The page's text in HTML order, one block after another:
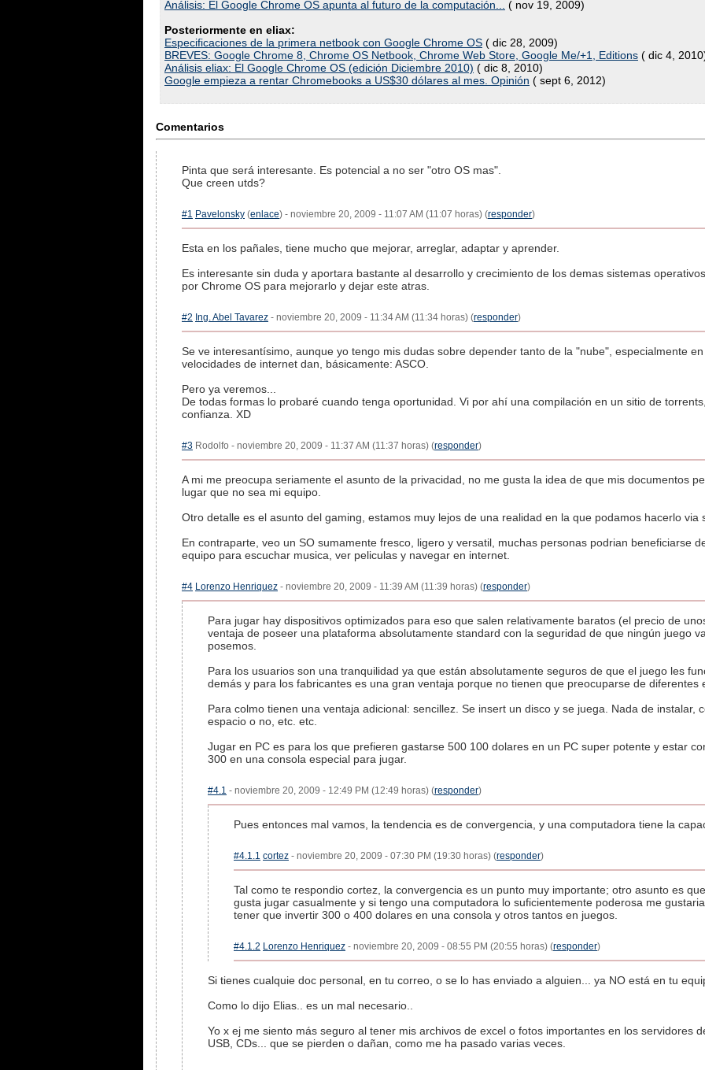
Análisis: El Google Chrome OS apunta al futuro de la computación...
( nov 19, 2009)
Posteriormente en eliax:
Especificaciones de la primera netbook con Google Chrome OS ( dic 28, 2009)
BREVES: Google Chrome 8, Chrome OS Netbook, Chrome Web Store, Google Me/+1, Editions ( dic 4,
Análisis eliax: El Google Chrome OS (edición Diciembre 2010) ( dic 8, 2010)
Google empieza a rentar Chromebooks a US$30 dólares al mes. Opinión ( sept 6, 2012)
Comentarios
Pinta que será interesante. Es potencial a no ser "otro OS mas".
Que creen utds?
#1 Pavelonsky (enlace) - noviembre 20, 2009 - 11:07 AM (11:07 horas) (responder)
Esta en los pañales, tiene mucho que mejorar, arreglar, adaptar y aprender.
Es interesante sin duda y aportara bastante al desarrollo y crecimiento de los demas sistemas
por Chrome OS para mejorarlo y dejar este atras.
#2 Ing. Abel Tavarez - noviembre 20, 2009 - 11:34 AM (11:34 horas) (responder)
Se ve interesantísimo, aunque yo tengo mis dudas sobre depender tanto de la "nube", especialmente
velocidades de internet dan, básicamente: ASCO.
Pero ya veremos...
De todas formas lo probaré cuando tenga oportunidad. Vi por ahí una compilación en un sitio de
confianza. XD
#3 Rodolfo - noviembre 20, 2009 - 11:37 AM (11:37 horas) (responder)
A mi me preocupa seriamente el asunto de la privacidad, no me gusta la idea de que mis documentos
lugar que no sea mi equipo.
Otro detalle es el asunto del gaming, estamos muy lejos de una realidad en la que podamos hacerlo via
En contraparte, veo un SO sumamente fresco, ligero y versatil, muchas personas podrian beneficiarse
equipo para escuchar musica, ver peliculas y navegar en internet.
#4 Lorenzo Henriquez - noviembre 20, 2009 - 11:39 AM (11:39 horas) (responder)
Para jugar hay dispositivos optimizados para eso que salen relativamente baratos (el precio de
ventaja de poseer una plataforma absolutamente standard con la seguridad de que ningún juego
posemos.
Para los usuarios son una tranquilidad ya que están absolutamente seguros de que el juego les
demás y para los fabricantes es una gran ventaja porque no tienen que preocuparse de diferentes
Para colmo tienen una ventaja adicional: sencillez. Se insert un disco y se juega. Nada de instalar,
espacio o no, etc. etc.
Jugar en PC es para los que prefieren gastarse 500 100 dolares en un PC super potente y estar
300 en una consola especial para jugar.
#4.1 - noviembre 20, 2009 - 12:49 PM (12:49 horas) (responder)
Pues entonces mal vamos, la tendencia es de convergencia, y una computadora tiene la
#4.1.1 cortez - noviembre 20, 2009 - 07:30 PM (19:30 horas) (responder)
Tal como te respondio cortez, la convergencia es un punto muy importante; otro asunto es
gusta jugar casualmente y si tengo una computadora lo suficientemente poderosa me
tener que invertir 300 o 400 dolares en una consola y otros tantos en juegos.
#4.1.2 Lorenzo Henriquez - noviembre 20, 2009 - 08:55 PM (20:55 horas) (responder)
Si tienes cualquie doc personal, en tu correo, o se lo has enviado a alguien... ya NO está en tu
Como lo dijo Elias.. es un mal necesario..
Yo x ej me siento más seguro al tener mis archivos de excel o fotos importantes en los servidores
USB, CDs... que se pierden o dañan, como me ha pasado varias veces.